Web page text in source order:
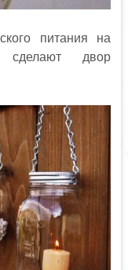
питания на
двор